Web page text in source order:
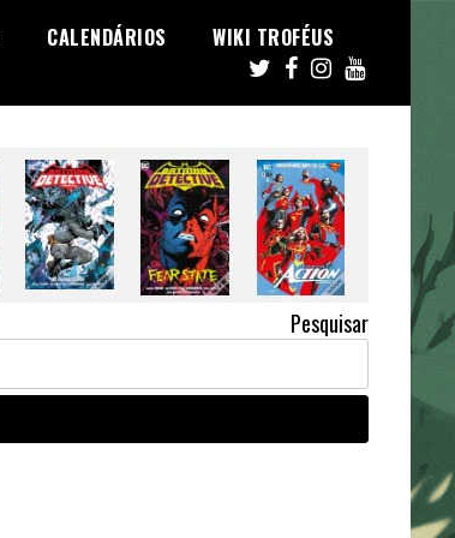
CALENDÁRIOS WIKI TROFÉUS
Pesquisar